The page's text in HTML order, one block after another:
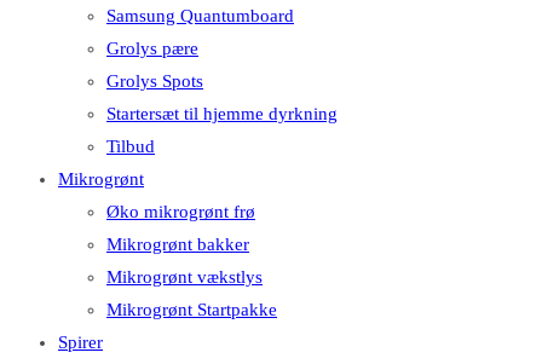
lukke
Samsung Quantumboard
Grolys pære
Grolys Spots
Startersæt til hjemme dyrkning
Tilbud
Mikrogrønt
Øko mikrogrønt frø
Mikrogrønt bakker
Mikrogrønt vækstlys
Mikrogrønt Startpakke
Spirer